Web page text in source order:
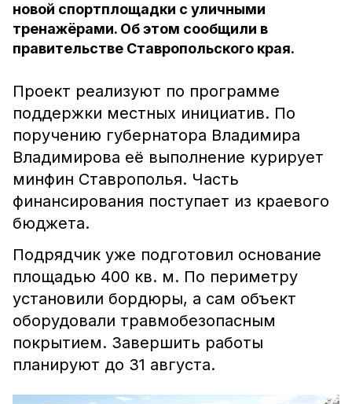
новой спортплощадки с уличными
тренажёрами. Об этом сообщили в
правительстве Ставропольского края.
Проект реализуют по программе
поддержки местных инициатив. По
поручению губернатора Владимира
Владимирова её выполнение курирует
минфин Ставрополья. Часть
финансирования поступает из краевого
бюджета.
Подрядчик уже подготовил основание
площадью 400 кв. м. По периметру
установили бордюры, а сам объект
оборудовали травмобезопасным
покрытием. Завершить работы
планируют до 31 августа.